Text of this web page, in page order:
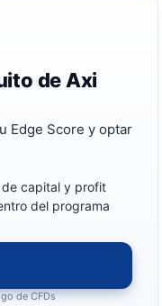
de Axi
Edge Score y optar
capital y profit
del programa
de CFDs